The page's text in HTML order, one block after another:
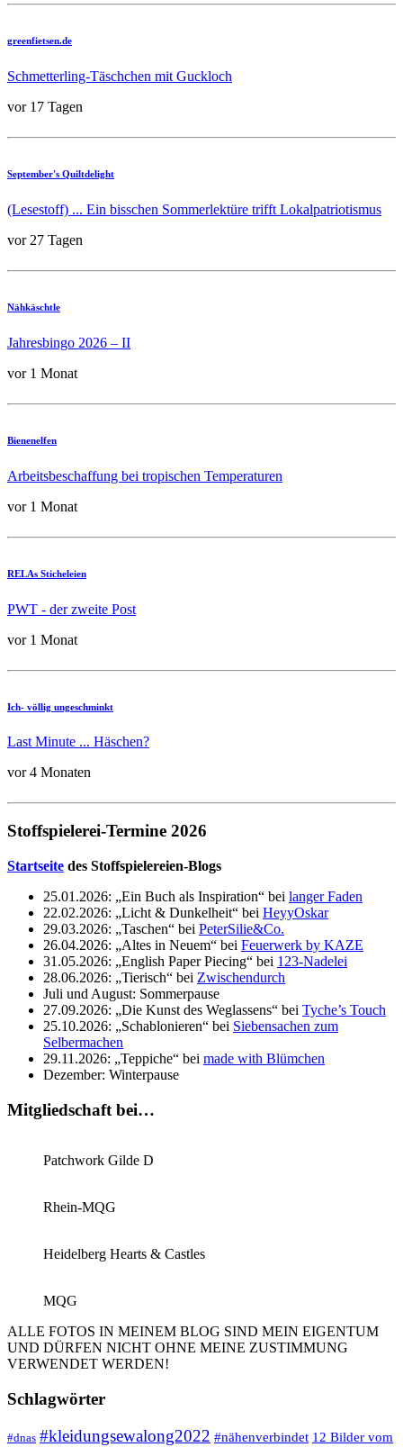
greenfietsen.de
Schmetterling-Täschchen mit Guckloch
vor 17 Tagen
September's Quiltdelight
(Lesestoff) ... Ein bisschen Sommerlektüre trifft Lokalpatriotismus
vor 27 Tagen
Nähkäschtle
Jahresbingo 2026 – II
vor 1 Monat
Bienenelfen
Arbeitsbeschaffung bei tropischen Temperaturen
vor 1 Monat
RELAs Sticheleien
PWT - der zweite Post
vor 1 Monat
Ich- völlig ungeschminkt
Last Minute ... Häschen?
vor 4 Monaten
Stoffspielerei-Termine 2026
Startseite des Stoffspielereien-Blogs
25.01.2026: „Ein Buch als Inspiration“ bei langer Faden
22.02.2026: „Licht & Dunkelheit“ bei HeyyOskar
29.03.2026: „Taschen“ bei PeterSilie&Co.
26.04.2026: „Altes in Neuem“ bei Feuerwerk by KAZE
31.05.2026: „English Paper Piecing“ bei 123-Nadelei
28.06.2026: „Tierisch“ bei Zwischendurch
Juli und August: Sommerpause
27.09.2026: „Die Kunst des Weglassens“ bei Tyche’s Touch
25.10.2026: „Schablonieren“ bei Siebensachen zum
Selbermachen
29.11.2026: „Teppiche“ bei made with Blümchen
Dezember: Winterpause
Mitgliedschaft bei…
Patchwork Gilde D
Rhein-MQG
Heidelberg Hearts & Castles
MQG
ALLE FOTOS IN MEINEM BLOG SIND MEIN EIGENTUM
UND DÜRFEN NICHT OHNE MEINE ZUSTIMMUNG
VERWENDET WERDEN!
Schlagwörter
#dnas #kleidungsewalong2022 #nähenverbindet 12 Bilder vom